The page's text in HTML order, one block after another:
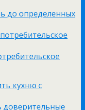
до определенных
кухню с
доверительные